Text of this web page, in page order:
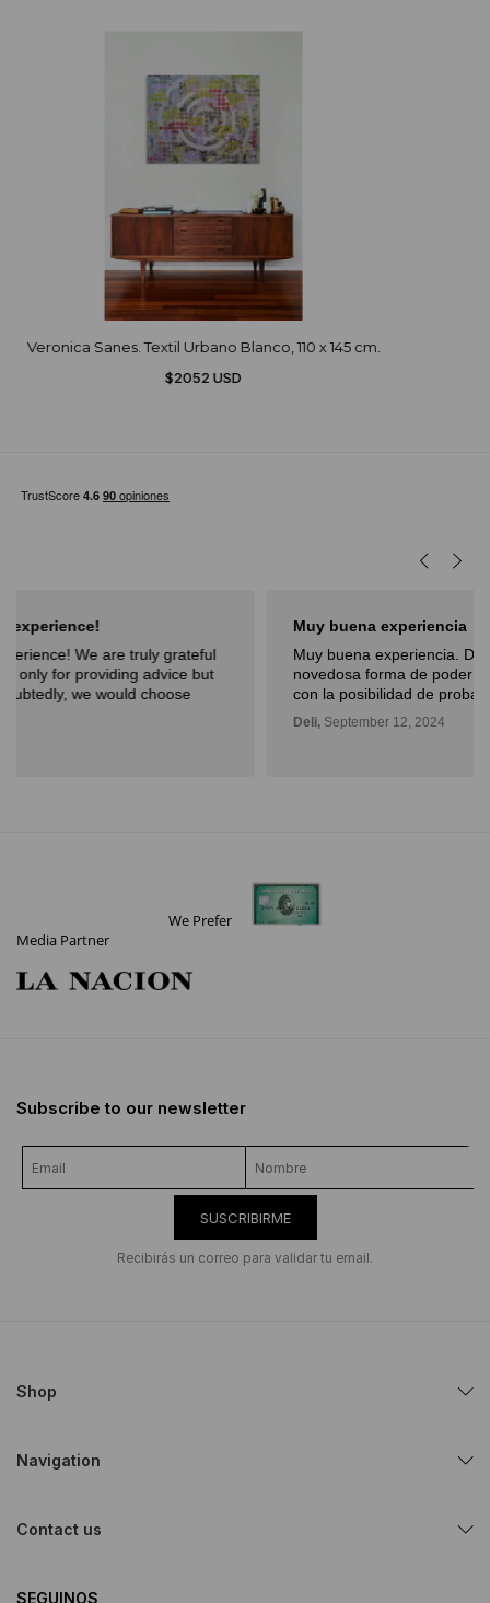
Veronica Sanes. Textil Urbano Blanco, 110 x 145 cm.
$2052 USD
Muy buena experiencia
Muy buena experiencia. Diderot es una excelente y
novedosa forma de poder ver, aprender, comprar arte y
con la posibilidad de probarlo. Me fue muy bien!
We Prefer
Media Partner
Subscribe to our newsletter
SUSCRIBIRME
Recibirás un correo para validar tu email.
Shop
Navigation
Contact us
SEGUINOS